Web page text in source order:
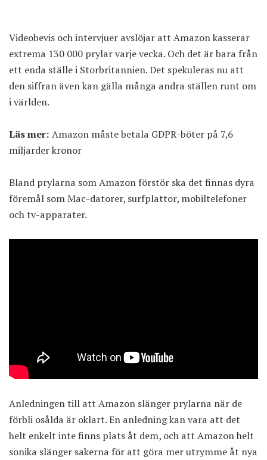
Videobevis och intervjuer avslöjar att Amazon kasserar
extrema 130 000 prylar varje vecka. Och det är bara från
ett enda ställe i Storbritannien. Det spekuleras nu att
den siffran även kan gälla många andra ställen runt om
i världen.
Läs mer: Amazon måste betala GDPR-böter på 7,6
miljarder kronor
Bland prylarna som Amazon förstör ska det finnas dyra
föremål som Mac-datorer, surfplattor, mobiltelefoner
och tv-apparater.
Anledningen till att Amazon slänger prylarna när de
förbli osålda är oklart. En anledning kan vara att det
helt enkelt inte finns plats åt dem, och att Amazon helt
sonika slänger sakerna för att göra mer utrymme åt nya